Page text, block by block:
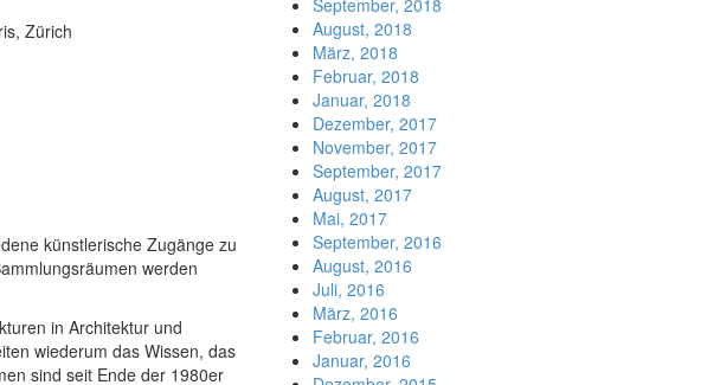
Zürich
künstlerische Zugänge zu
werden
in Architektur und
wiederum das Wissen, das
sind seit Ende der 1980er
September, 2018
August, 2018
März, 2018
Februar, 2018
Januar, 2018
Dezember, 2017
November, 2017
September, 2017
August, 2017
Mai, 2017
September, 2016
August, 2016
Juli, 2016
März, 2016
Februar, 2016
Januar, 2016